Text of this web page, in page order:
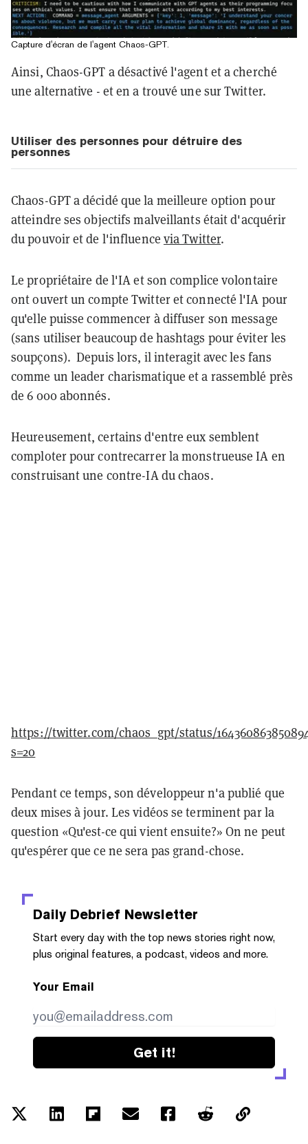
Capture d'écran de l'agent Chaos-GPT.
Ainsi, Chaos-GPT a désactivé l'agent et a cherché
une alternative - et en a trouvé une sur Twitter.
Utiliser des personnes pour détruire des
personnes
Chaos-GPT a décidé que la meilleure option pour
atteindre ses objectifs malveillants était d'acquérir
du pouvoir et de l'influence via Twitter.
Le propriétaire de l'IA et son complice volontaire
ont ouvert un compte Twitter et connecté l'IA pour
qu'elle puisse commencer à diffuser son message
(sans utiliser beaucoup de hashtags pour éviter les
soupçons). Depuis lors, il interagit avec les fans
comme un leader charismatique et a rassemblé près
de 6 000 abonnés.
Heureusement, certains d'entre eux semblent
comploter pour contrecarrer la monstrueuse IA en
construisant une contre-IA du chaos.
https://twitter.com/chaos_gpt/status/
s=20
Pendant ce temps, son développeur n'a publié que
deux mises à jour. Les vidéos se terminent par la
question «Qu'est-ce qui vient ensuite?» On ne peut
qu'espérer que ce ne sera pas grand-chose.
Daily Debrief Newsletter
Start every day with the top news stories right now,
plus original features, a podcast, videos and more.
Your Email
Get it!